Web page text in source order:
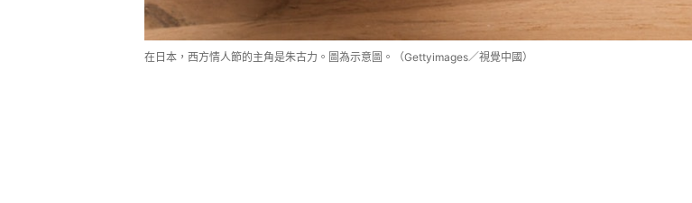
在日本，西方情人節的主角是朱古力。圖為示意圖。（Gettyimages／視覺中國）